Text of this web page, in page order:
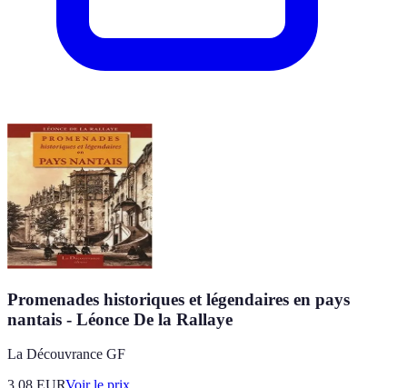
Promenades historiques et légendaires en pays
nantais - Léonce De la Rallaye
La Découvrance GF